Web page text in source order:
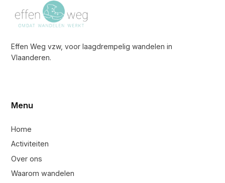
Effen Weg vzw, voor laagdrempelig wandelen in
Vlaanderen.
Menu
Home
Activiteiten
Over ons
Waarom wandelen